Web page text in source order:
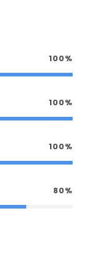
100%
100%
100%
80%